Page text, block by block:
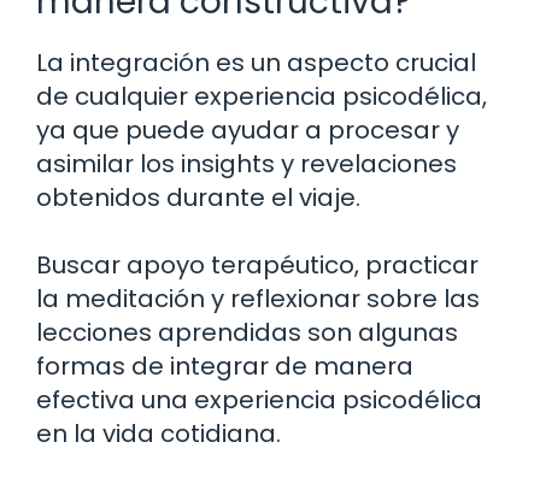
La integración es un aspecto crucial
de cualquier experiencia psicodélica,
ya que puede ayudar a procesar y
asimilar los insights y revelaciones
obtenidos durante el viaje.
Buscar apoyo terapéutico, practicar
la meditación y reflexionar sobre las
lecciones aprendidas son algunas
formas de integrar de manera
efectiva una experiencia psicodélica
en la vida cotidiana.